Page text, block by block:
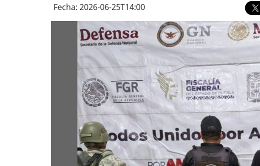
Fecha: 2026-06-25T14:00